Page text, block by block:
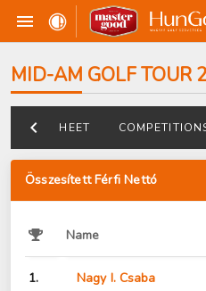
MID-AM GOLF TOUR
DATASHEET
Összesített Férfi Nettó
Name
1. Nagy I. Csaba